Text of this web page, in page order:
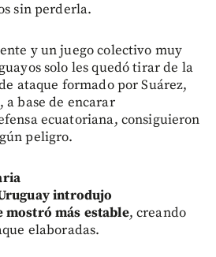
sin perderla.
y un juego colectivo muy
solo les quedó tirar de la
ataque formado por Suárez,
a base de encarar
ecuatoriana, consiguieron
peligro.
introdujo
mostró más estable, creando
elaboradas.